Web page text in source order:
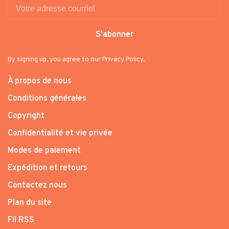
S'abonner
By signing up, you agree to our Privacy Policy.
À propos de nous
Conditions générales
Copyright
Confidentialité et vie privée
Modes de paiement
Expédition et retours
Contactez nous
Plan du site
Fil RSS